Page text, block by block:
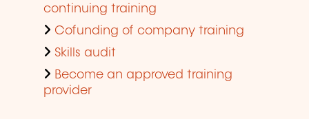
continuing training
Cofunding of company training
Skills audit
Become an approved training
provider